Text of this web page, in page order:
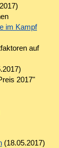
im Kampf
auf
2017"
(18.05.2017)